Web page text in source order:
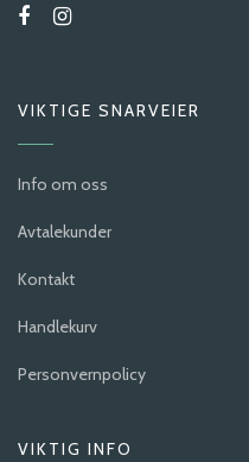
VIKTIGE SNARVEIER
Info om oss
Avtalekunder
Kontakt
Handlekurv
Personvernpolicy
VIKTIG INFO